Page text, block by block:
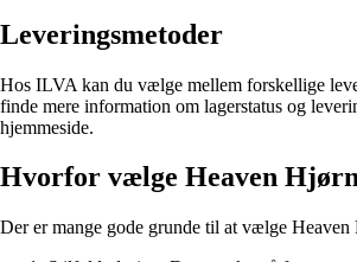
Leveringsmetoder
Hos ILVA kan du vælge mellem forskellige
finde mere information om lagerstatus og
hjemmeside.
Hvorfor vælge Heaven
Der er mange gode grunde til at vælge